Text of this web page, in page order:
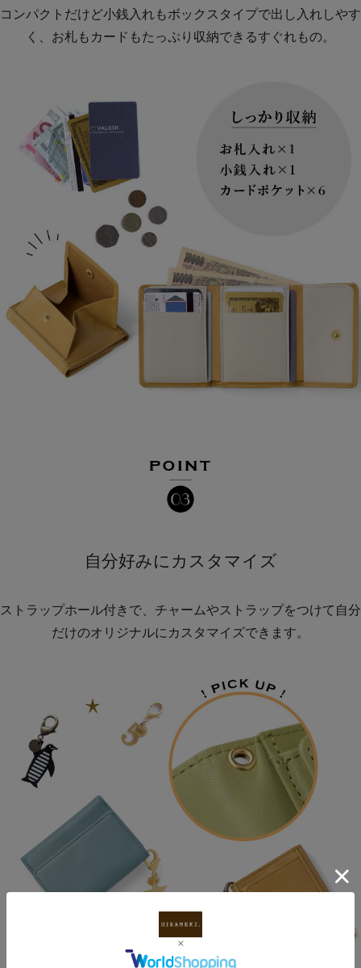
コンパクトだけど小銭入れもボックスタイプで出し入れしやす
く、お札もカードもたっぷり収納できるすぐれもの。
自分好みにカスタマイズ
ストラップホール付きで、チャームやストラップをつけて自分
だけのオリジナルにカスタマイズできます。